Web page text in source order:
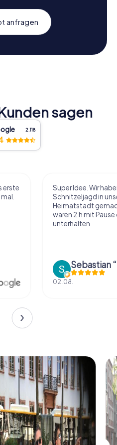
anfragen
sagen
2.118
erste
Super Idee. Wir
Schnitzeljagd in
Heimatstadt
waren 2 h mit
unterhalten
02.08.